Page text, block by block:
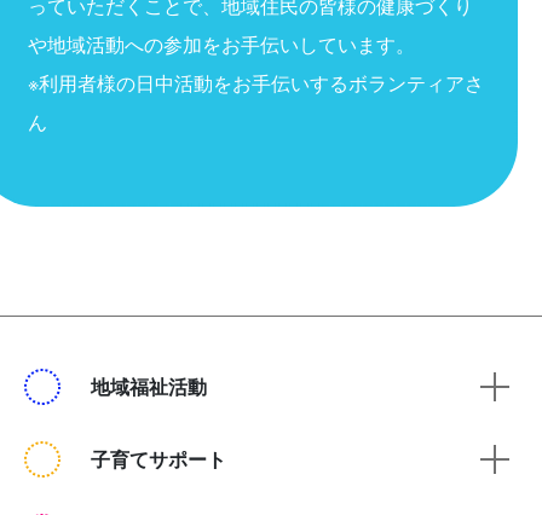
や地域活動への参加をお手伝いしています。
※利用者様の日中活動をお手伝いするボランティアさ
ん
地域福祉活動
子育てサポート